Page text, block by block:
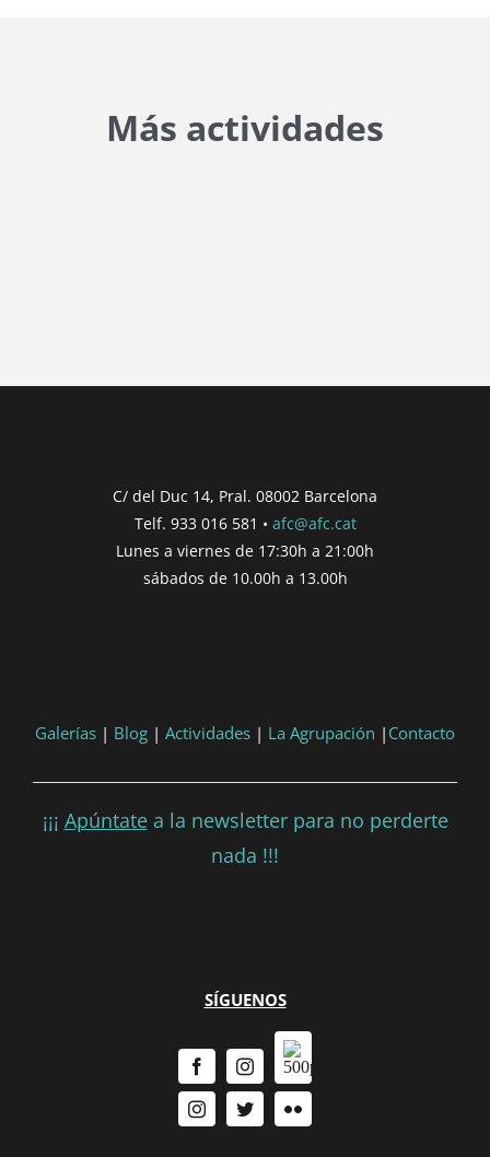
Más actividades
'DD/MM/YYYY') }}
Finalització de participació |{{
formatDate(post.end, 'YYYY-MM-DD',
'DD/MM/YYYY') }}
C/ del Duc 14, Pral. 08002 Barcelona
Telf. 933 016 581 • afc@afc.cat
Lunes a viernes de 17:30h a 21:00h
sábados de 10.00h a 13.00h
Galerías | Blog | Actividades | La Agrupación | Contacto
¡¡¡ Apúntatea la newsletter para no perderte
nada !!!
SÍGUENOS